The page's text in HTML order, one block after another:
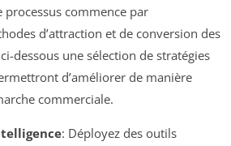
processus commence par
d’attraction et de conversion des
dessous une sélection de stratégies
d’améliorer de manière
commerciale.
: Déployez des outils